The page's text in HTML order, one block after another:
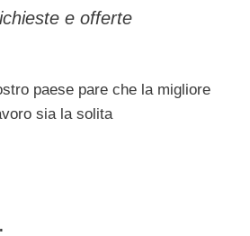
e offerte
paese pare che la migliore
sia la solita